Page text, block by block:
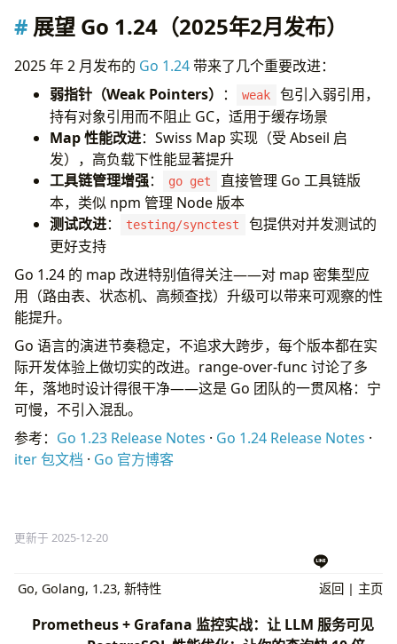
展望 Go 1.24（2025年2月发布）
2025 年 2 月发布的 Go 1.24带来了几个重要改进：
弱指针（Weak Pointers） ： weak
包引入弱引用，
持有对象引用而不阻止 GC，适用于缓存场景
Map 性能改进：Swiss Map 实现（受 Abseil 启
发），高负载下性能显著提升
工具链管理增强： go get
直接管理 Go 工具链版
本，类似 npm 管理 Node 版本
测试改进： testing/synctest
包提供对并发测试的
更好支持
Go 1.24 的 map 改进特别值得关注——对 map 密集型应
用（路由表、状态机、高频查找）升级可以带来可观察的性
能提升。
Go 语言的演进节奏稳定，不追求大跨步，每个版本都在实
际开发体验上做切实的改进。range-over-func 讨论了多
年，落地时设计得很干净——这是 Go 团队的一贯风格：宁
可慢，不引入混乱。
参考： Go 1.23 Release Notes · Go 1.24 Release Notes ·
iter 包文档 · Go 官方博客
更新于 2025-12-20
Go, Golang, 1.23, 新特性 返回 | 主页
Prometheus + Grafana 监控实战：让 LLM 服务可见